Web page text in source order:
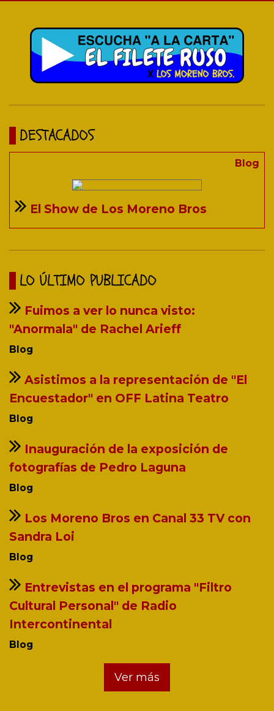
DESTACADOS
Blog
El Show de Los Moreno Bros
LO ÚLTIMO PUBLICADO
Fuimos a ver lo nunca visto:
"Anormala" de Rachel Arieff
Blog
Asistimos a la representación de "El
Encuestador" en OFF Latina Teatro
Blog
Inauguración de la exposición de
fotografías de Pedro Laguna
Blog
Los Moreno Bros en Canal 33 TV con
Sandra Loi
Blog
Entrevistas en el programa "Filtro
Cultural Personal" de Radio
Intercontinental
Blog
Ver más